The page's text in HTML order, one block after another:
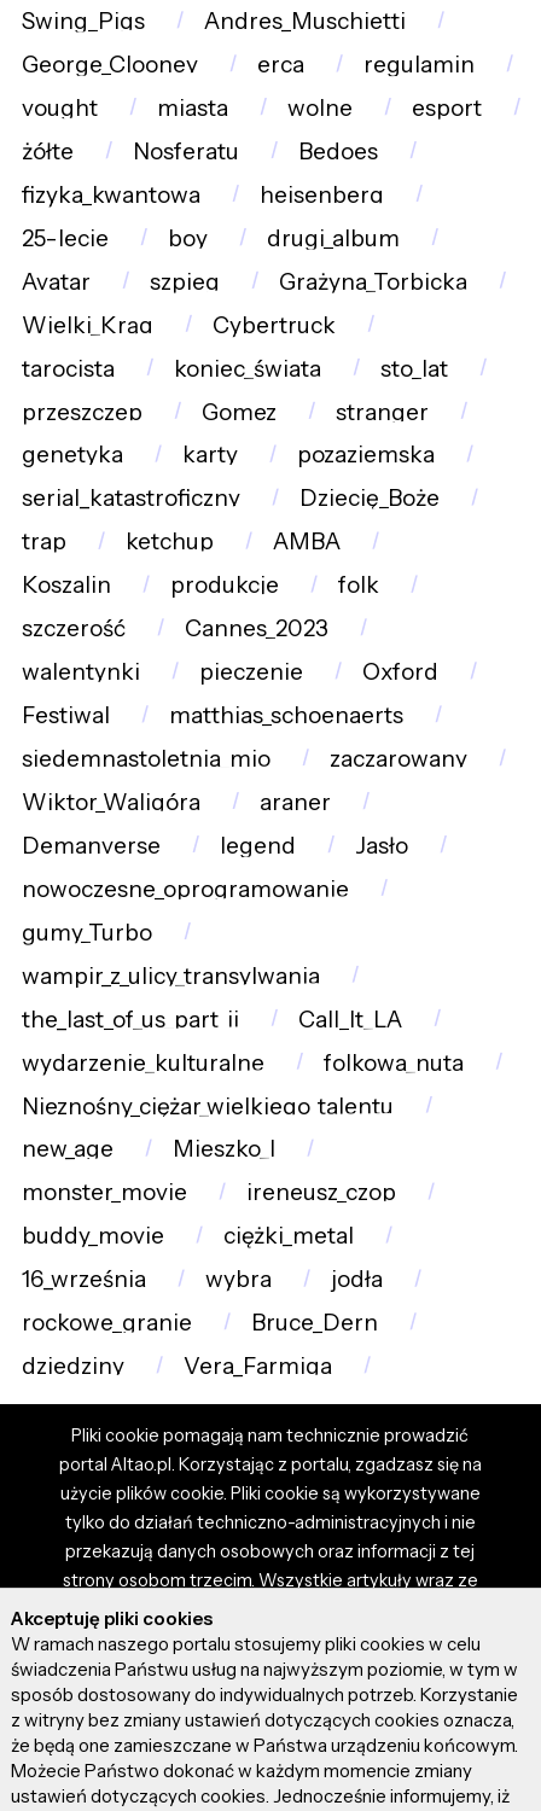
Swing_Pigs
Andres_Muschietti
George_Clooney
erca
regulamin
vought
miasta wolne
esport
żółte
Nosferatu
Bedoes
fizyka_kwantowa
heisenberg
25-lecie
boy
drugi_album
Avatar
szpieg
Grażyna_Torbicka
Wielki_Krąg
Cybertruck
tarocista
koniec_świata
sto_lat
przeszczep
Gomez
stranger
genetyka
karty
pozaziemska
serial_katastroficzny
Dziecię_Boże
trap
ketchup
AMBA
Koszalin
produkcje
folk
szczerość
Cannes_2023
walentynki
pieczenie
Oxford
Festiwal
matthias_schoenaerts
siedemnastoletnia_mio
zaczarowany
Wiktor_Waligóra
araner
Demanverse
legend
Jasło
nowoczesne_oprogramowanie
gumy_Turbo
wampir_z_ulicy_transylwania
the_last_of_us_part_ii
Call_It_LA
wydarzenie_kulturalne
folkowa_nuta
Nieznośny_ciężar_wielkiego_talentu
new_age
Mieszko_I
monster_movie
ireneusz_czop
buddy_movie
ciężki_metal
16_września
wybra
jodła
rockowe_granie
Bruce_Dern
dziedziny
Vera_Farmiga
Pliki cookie pomagają nam technicznie prowadzić
portal Altao.pl. Korzystając z portalu, zgadzasz się na
użycie plików cookie. Pliki cookie są wykorzystywane
tylko do działań techniczno-administracyjnych i nie
przekazują danych osobowych oraz informacji z tej
strony osobom trzecim. Wszystkie artykuły wraz ze
zdjęciami i materiałami dostępnymi na portalu są
własnością użytkowników. Administrator i właściciel
portalu nie ponosi odpowiedzialności za tresci
prezentowane przez autorów artykułów. Dodając
artykuł, zgadzasz się z regulaminem portalu oraz
ponosisz odpowiedzialność za wszystkie materiały
umieszczone przez Ciebie na stronie altao.pl.
Akceptuję pliki cookies
W ramach naszego portalu stosujemy pliki cookies w celu
świadczenia Państwu usług na najwyższym poziomie, w tym w
sposób dostosowany do indywidualnych potrzeb. Korzystanie
z witryny bez zmiany ustawień dotyczących cookies oznacza,
że będą one zamieszczane w Państwa urządzeniu końcowym.
Możecie Państwo dokonać w każdym momencie zmiany
ustawień dotyczących cookies. Jednocześnie informujemy, iż